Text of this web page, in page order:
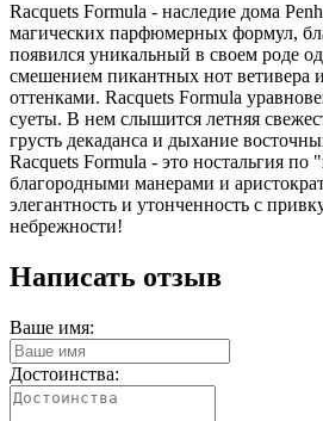
Racquets Formula - наследие дома
магических парфюмерных формул,
появился уникальный в своем роде
смешением пикантных нот ветивера
оттенками. Racquets Formula
суеты. В нем слышится летняя
грусть декаданса и дыхание
Racquets Formula - это ностальгия по
благородными манерами и
элегантность и утонченность с
небрежности!
Написать отзыв
Ваше имя:
Достоинства: